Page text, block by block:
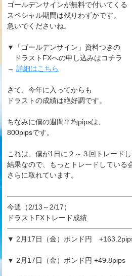
ゴールデンサインが無料で付いてくる
スペシャル期間は残りわずかです。
急いでくださいね。
▼「ゴールデンサイン」資料つきの
ドラストFXへの申し込みはコチラ
→詳細はこちら
さて、今年に入ってからも
ドラストの成績は絶好調です。
ちなみに僕の週間平均pipsは、
800pipsです。
これは、僕が1日に２～３回トレードし
結果なので、もっとトレードしている
さらに取れています。
今週（2/13～2/17）
ドラストFXトレード成績
▼ 2月17日（金）ポンド円
▼ 2月17日（金）ポンド円 +49.8pips